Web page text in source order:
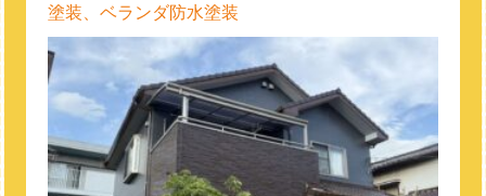
塗装、ベランダ防水塗装